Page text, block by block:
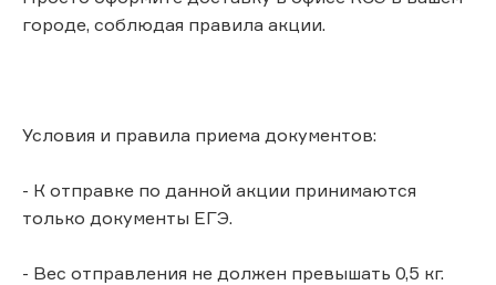
городе, соблюдая правила акции.
Условия и правила приема документов:
- К отправке по данной акции принимаются
только документы ЕГЭ.
- Вес отправления не должен превышать 0,5 кг.